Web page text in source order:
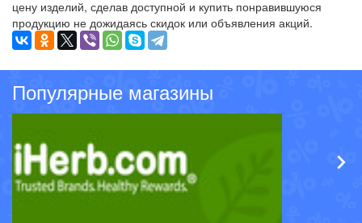
цену изделий, сделав доступной и купить понравившуюся
продукцию не дожидаясь скидок или объявления акций.
Популярные магазины